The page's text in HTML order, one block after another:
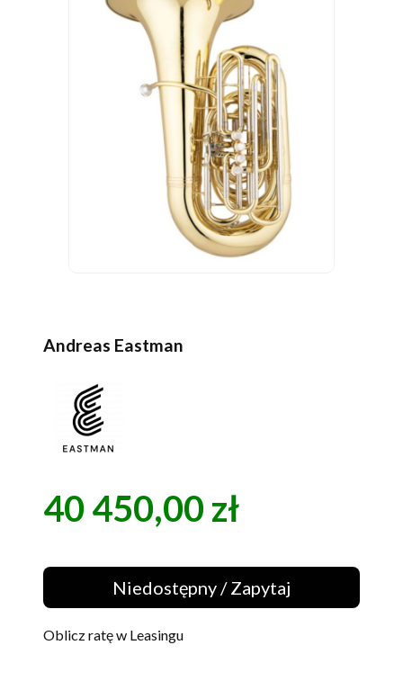
Andreas Eastman
Cena
40 450,00 zł
Niedostępny / Zapytaj
Oblicz ratę w Leasingu